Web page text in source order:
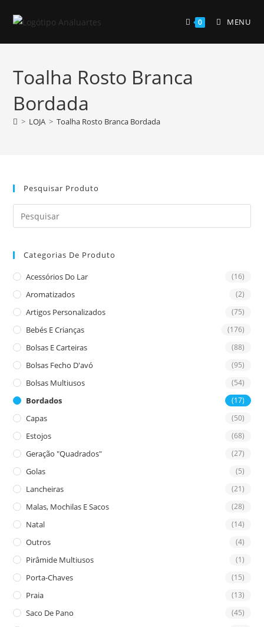
0 MENU
Toalha Rosto Branca
Bordada
> LOJA > Toalha Rosto Branca Bordada
Pesquisar Produto
Categorias De Produto
Acessórios Do Lar (16)
Aromatizados (2)
Artigos Personalizados (75)
Bebés E Crianças (176)
Bolsas E Carteiras (88)
Bolsas Fecho D'avó (95)
Bolsas Multiusos (54)
Bordados (17)
Capas (50)
Estojos (68)
Geração "Quadrados" (27)
Golas (5)
Lancheiras (21)
Malas, Mochilas E Sacos (28)
Natal (14)
Outros (4)
Pirâmide Multiusos (1)
Porta-Chaves (15)
Praia (13)
Saco De Pano (45)